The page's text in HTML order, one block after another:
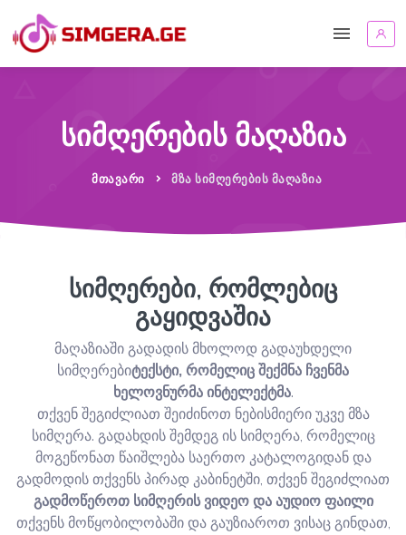
სიმღერების მაღაზია
ᲛᲗᲐᲕᲐᲠᲘ ᲛᲖᲐ ᲡᲘᲛᲦᲔᲠᲔᲑᲘᲡ ᲛᲐᲦᲐᲖᲘᲐ
სიმღერები, რომლებიც
გაყიდვაშია
მაღაზიაში გადადის მხოლოდ გადაუხდელი
სიმღერებიტექსტი, რომელიც შექმნა ჩვენმა
ხელოვნურმა ინტელექტმა.
თქვენ შეგიძლიათ შეიძინოთ ნებისმიერი უკვე მზა
სიმღერა. გადახდის შემდეგ ის სიმღერა, რომელიც
მოგეწონათ წაიშლება საერთო კატალოგიდან და
გადმოდის თქვენს პირად კაბინეტში, თქვენ შეგიძლიათ
გადმოწეროთ სიმღერის ვიდეო და აუდიო ფაილი
თქვენს მოწყობილობაში და გაუზიაროთ ვისაც გინდათ,